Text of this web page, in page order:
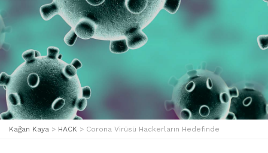
Kağan Kaya > HACK > Corona Virüsü Hackerların Hedefinde